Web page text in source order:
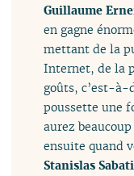
Guillaume
en gagne
mettant de la
Internet, de la
goûts, c’est-à-
poussette une
aurez
ensuite quand
Stanislas